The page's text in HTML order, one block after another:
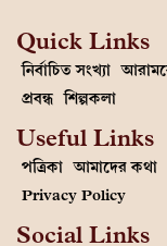
Quick Links
নির্বাচিত সংখ্যা
প্রবন্ধ শিল্পকলা
Useful Links
পত্রিকা আমাদের কথা
Privacy Policy
Social Links